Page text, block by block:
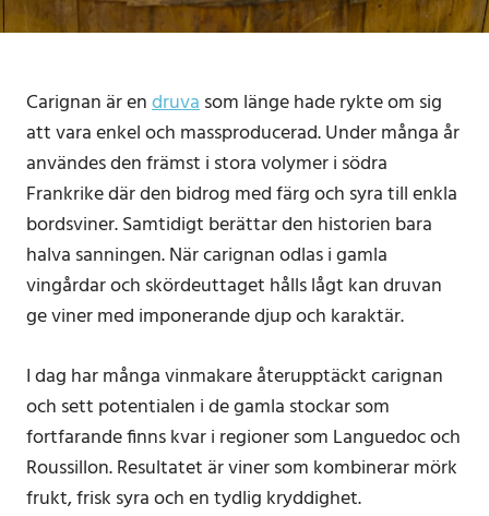
Carignan är endruvasom länge hade rykte om sig
att vara enkel och massproducerad. Under många år
användes den främst i stora volymer i södra
Frankrike där den bidrog med färg och syra till enkla
bordsviner. Samtidigt berättar den historien bara
halva sanningen. När carignan odlas i gamla
vingårdar och skördeuttaget hålls lågt kan druvan
ge viner med imponerande djup och karaktär.
I dag har många vinmakare återupptäckt carignan
och sett potentialen i de gamla stockar som
fortfarande finns kvar i regioner som Languedoc och
Roussillon. Resultatet är viner som kombinerar mörk
frukt, frisk syra och en tydlig kryddighet.